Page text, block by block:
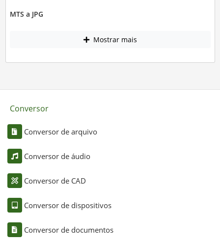
MTS a JPG
Mostrar mais
Conversor
Conversor de arquivo
Conversor de áudio
Conversor de CAD
Conversor de dispositivos
Conversor de documentos